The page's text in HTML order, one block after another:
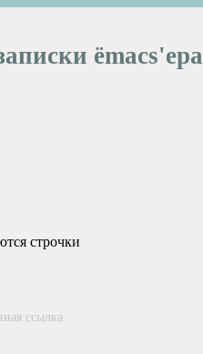
ёmacs'ера
строчки
ссылка